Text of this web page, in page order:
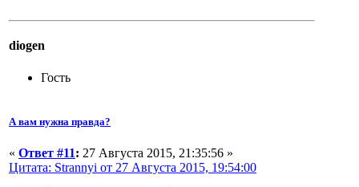
diogen
Гость
А вам нужна правда?
« Ответ #11: 27 Августа 2015, 21:35:56 »
Цитата: Strannyi от 27 Августа 2015, 19:54:00